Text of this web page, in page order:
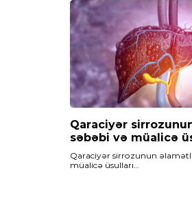
Qaraciyər
səbəbi və müalicə
Qaraciyər sirrozunun
müalicə üsulları…
Maqnezium
səbəbləri və
Maqnezium çatışmazlığı…
Qan azlığı –
azlığının fəsadları
Qan azlığı - Anemiya nədir?
və müalicəsi